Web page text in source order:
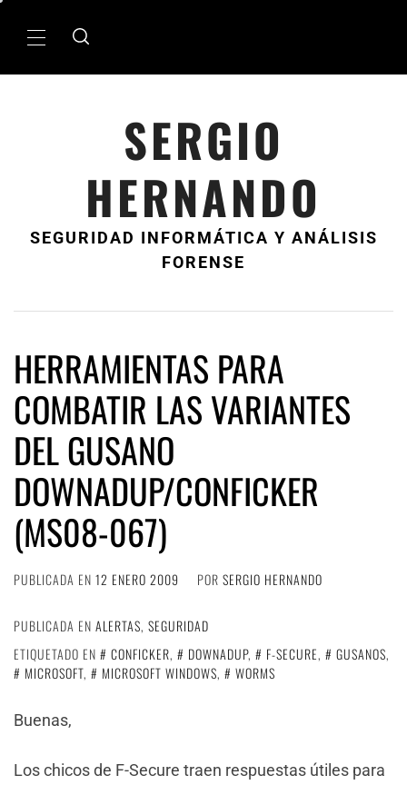
MenÃº
SERGIO
HERNANDO
SEGURIDAD INFORMÁTICA Y ANÁLISIS
FORENSE
HERRAMIENTAS PARA
COMBATIR LAS VARIANTES
DEL GUSANO
DOWNADUP/CONFICKER
(MS08-067)
PUBLICADA EN 12 ENERO 2009 POR SERGIO HERNANDO
PUBLICADA EN ALERTAS, SEGURIDAD
ETIQUETADO EN
CONFICKER, DOWNADUP, F-SECURE, GUSANOS,
MICROSOFT, MICROSOFT WINDOWS, WORMS
Buenas,
Los chicos de F-Secure traen respuestas útiles para